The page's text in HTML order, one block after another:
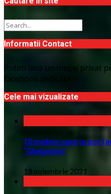
Informatii Contact
Puteti lasa un mesaj privat
facebook dedicata
Cele mai vizualizate
10 motive care te pot
“Ghepardul”
18 noiembrie 2021